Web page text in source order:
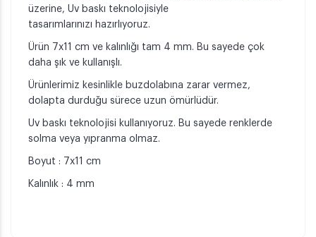
üzerine, Uv baskı teknolojisiyle
tasarımlarınızı hazırlıyoruz.
Ürün 7x11 cm ve kalınlığı tam 4 mm. Bu sayede çok
daha şık ve kullanışlı.
Ürünlerimiz kesinlikle buzdolabına zarar vermez,
dolapta durduğu sürece uzun ömürlüdür.
Uv baskı teknolojisi kullanıyoruz. Bu sayede renklerde
solma veya yıpranma olmaz.
Boyut : 7x11 cm
Kalınlık : 4 mm